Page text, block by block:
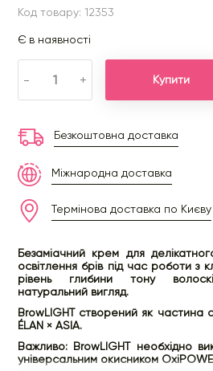
Код товару: 12353
Є в наявності
- + Купити
Безкоштовна доставка
Міжнародна доставка
Термінова доставка по Києву
Безаміачний крем для
освітлення брів під час роботи з
рівень глибини тону
натуральний вигляд.
BrowLIGHT створений як частина
ÉLAN × ASIA.
Важливо: BrowLIGHT необхідно
універсальним окисником